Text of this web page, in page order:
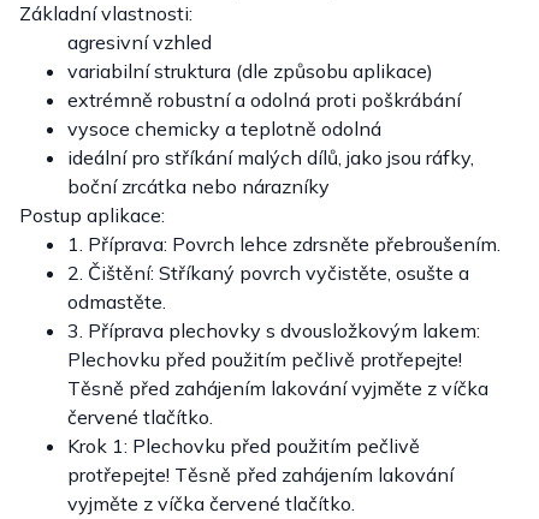
Základní vlastnosti:
agresivní vzhled
variabilní struktura (dle způsobu aplikace)
extrémně robustní a odolná proti poškrábání
vysoce chemicky a teplotně odolná
ideální pro stříkání malých dílů, jako jsou ráfky,
boční zrcátka nebo nárazníky
Postup aplikace:
1. Příprava: Povrch lehce zdrsněte přebroušením.
2. Čištění: Stříkaný povrch vyčistěte, osušte a
odmastěte.
3. Příprava plechovky s dvousložkovým lakem:
Plechovku před použitím pečlivě protřepejte!
Těsně před zahájením lakování vyjměte z víčka
červené tlačítko.
Krok 1: Plechovku před použitím pečlivě
protřepejte! Těsně před zahájením lakování
vyjměte z víčka červené tlačítko.